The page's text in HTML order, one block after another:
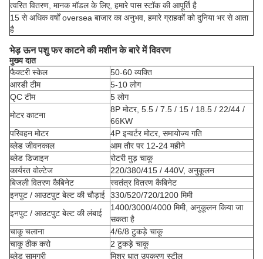
त्वरित वितरण, मानक मॉडल के लिए, हमारे पास स्टॉक की आपूर्ति है
15 से अधिक वर्षों oversea बाजार का अनुभव, हमारे ग्राहकों को दुनिया भर से आता
है
भेड़ ऊन पशु फर काटने की मशीन के बारे में विवरण
मुख्य दात
फैक्टरी स्केल
50-60 व्यक्ति
आरडी टीम
5-10 लोग
QC टीम
5 लोग
मोटर काटना
8P मोटर, 5.5 / 7.5 / 15 / 18.5 / 22/44 /
66KW
परिवहन मोटर
4P इन्वर्टर मोटर, समायोज्य गति
ब्लेड जीवनकाल
आम तौर पर 12-24 महीने
ब्लेड डिजाइन
रोटरी मुड़ चाकू
कार्यरत वोल्टेज
220/380/415 / 440V, अनुकूलन
बिजली वितरण कैबिनेट
स्वतंत्र वितरण कैबिनेट
इनपुट / आउटपुट बेल्ट की चौड़ाई 330/520/720/1200 मिमी
इनपुट / आउटपुट बेल्ट की लंबाई
1400/3000/4000 मिमी, अनुकूलन किया जा
सकता है
चाकू चलाना
4/6/8 टुकड़े चाकू
चाकू ठीक करो
2 टुकड़े चाकू
ब्लेड सामग्री
मिश्र धातु उपकरण स्टील